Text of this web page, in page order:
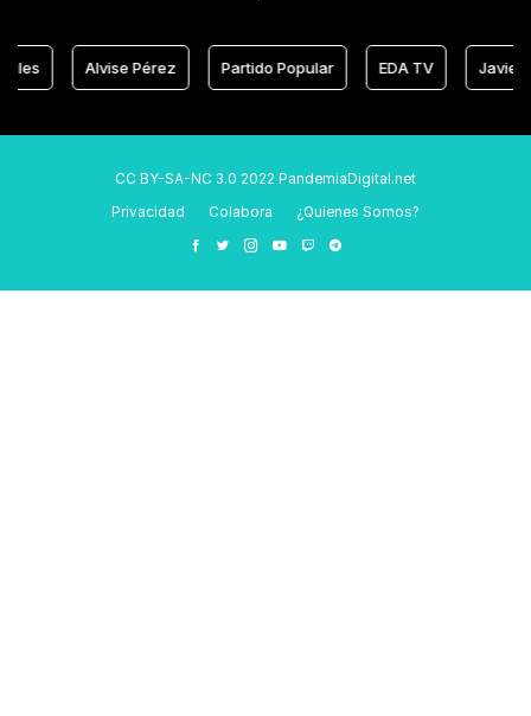
Alvise Pérez Partido Popular EDA TV Javier Negre
CC BY-SA-NC 3.0 2022 PandemiaDigital.net
Privacidad
Colabora ¿Quienes Somos?